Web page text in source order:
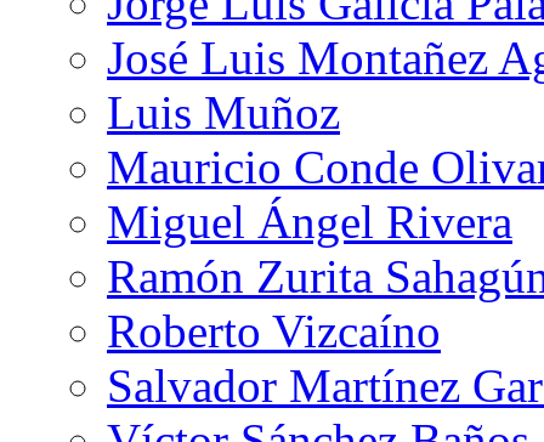
José Luis Montañez
Luis Muñoz
Mauricio Conde
Miguel Ángel Rivera
Ramón Zurita
Roberto Vizcaíno
Salvador Martínez